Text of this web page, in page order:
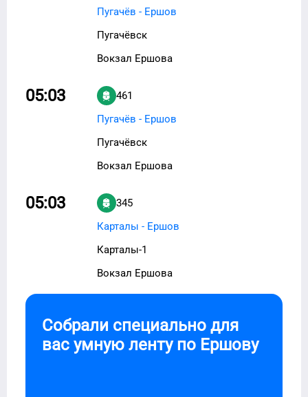
Пугачёв - Ершов
Пугачёвск
Вокзал Ершова
05:03
461
Пугачёв - Ершов
Пугачёвск
Вокзал Ершова
05:03
345
Карталы - Ершов
Карталы-1
Вокзал Ершова
Собрали специально для
вас умную ленту по Ершову